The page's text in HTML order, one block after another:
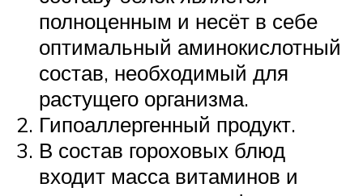
полноценным и несёт в себе
оптимальный аминокислотный
состав, необходимый для
растущего организма.
Гипоаллергенный продукт.
В состав гороховых блюд
входит масса витаминов и